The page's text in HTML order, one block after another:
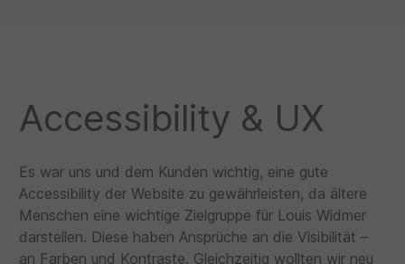
Accessibility & UX
Es war uns und dem Kunden wichtig, eine gute
Accessibility der Website zu gewährleisten, da ältere
Menschen eine wichtige Zielgruppe für Louis Widmer
darstellen. Diese haben Ansprüche an die Visibilität –
an Farben und Kontraste. Gleichzeitig wollten wir neu